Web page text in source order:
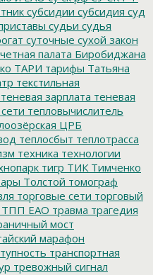
субсидии субсидия суд
судьи судья
суточные сухой закон
палата Биробиджана
ТАРИ тарифы Татьяна
текстильная
теневая зарплата теневая
тепловычислитель
ЦРБ
теплосбыт теплотрасса
техника технологии
тигр ТИК Тимченко
Толстой томограф
торговые сети торговый
ТПП ЕАО травма трагедия
мост
марафон
транспортная
тревожный сигнал